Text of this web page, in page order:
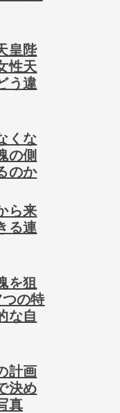
皇陛
性天
う違
くな
の側
のか
ら来
る連
を狙
の特
な自
計画
決め
真